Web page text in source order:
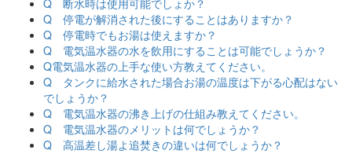
Q 断水時は使用可能でしょか？
Q 停電が解消された後にすることはありますか？
Q 停電時でもお湯は使えますか？
Q 電気温水器の水を飲用にすることは可能でしょうか？
Q電気温水器の上手な使い方教えてください。
Q タンクに給水された場合お湯の温度は下がる心配はない
でしょうか？
Q 電気温水器の沸き上げの仕組み教えてください。
Q 電気温水器のメリットは何でしょうか？
Q 高温差し湯よ追焚きの違いは何でしょうか？